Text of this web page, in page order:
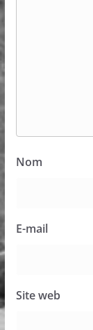
Nom
E-mail
Site web